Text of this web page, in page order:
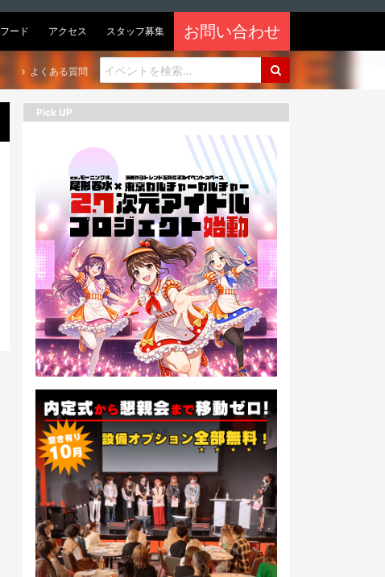
フード アクセス スタッフ募集 お問い合わせ
よくある質問
Pick UP